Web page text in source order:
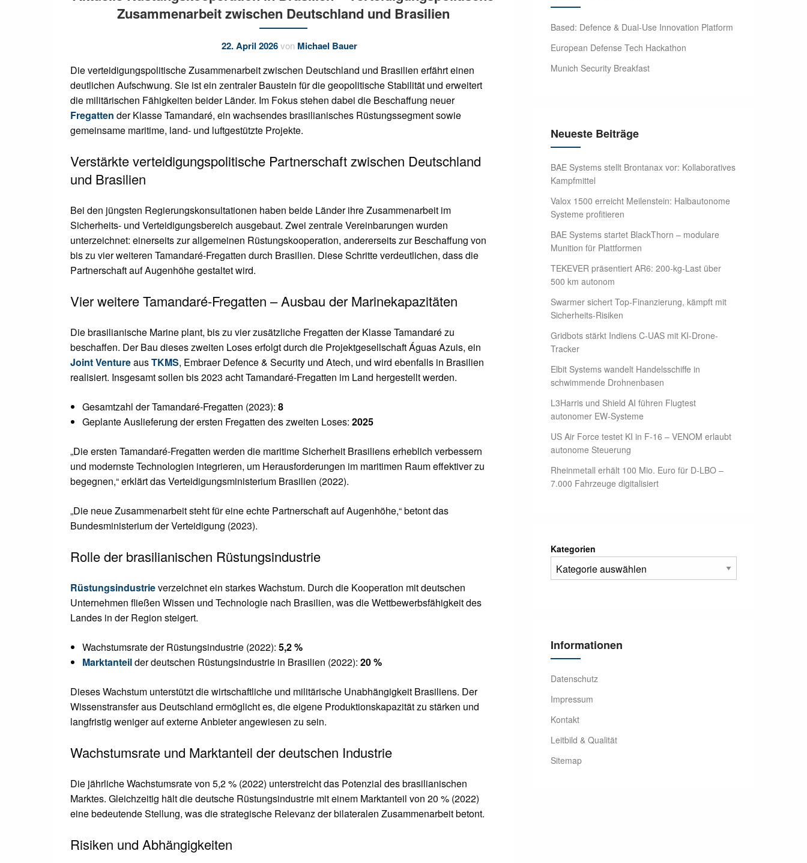
Zusammenarbeit zwischen Deutschland und Brasilien
22. April 2026von Michael Bauer
Die verteidigungspolitische Zusammenarbeit zwischen Deutschland und Brasilien erfährt einen
deutlichen Aufschwung. Sie ist ein zentraler Baustein für die geopolitische Stabilität und erweitert
die militärischen Fähigkeiten beider Länder. Im Fokus stehen dabei die Beschaffung neuer
Fregatten der Klasse Tamandaré, ein wachsendes brasilianisches Rüstungssegment sowie
gemeinsame maritime, land- und luftgestützte Projekte.
Verstärkte verteidigungspolitische Partnerschaft zwischen Deutschland
und Brasilien
Bei den jüngsten Regierungskonsultationen haben beide Länder ihre Zusammenarbeit im
Sicherheits- und Verteidigungsbereich ausgebaut. Zwei zentrale Vereinbarungen wurden
unterzeichnet: einerseits zur allgemeinen Rüstungskooperation, andererseits zur Beschaffung von
bis zu vier weiteren Tamandaré-Fregatten durch Brasilien. Diese Schritte verdeutlichen, dass die
Partnerschaft auf Augenhöhe gestaltet wird.
Vier weitere Tamandaré-Fregatten – Ausbau der Marinekapazitäten
Die brasilianische Marine plant, bis zu vier zusätzliche Fregatten der Klasse Tamandaré zu
beschaffen. Der Bau dieses zweiten Loses erfolgt durch die Projektgesellschaft Águas Azuis, ein
Joint VentureausTKMS, Embraer Defence & Security und Atech, und wird ebenfalls in Brasilien
realisiert. Insgesamt sollen bis 2023 acht Tamandaré-Fregatten im Land hergestellt werden.
Gesamtzahl der Tamandaré-Fregatten (2023): 8
Geplante Auslieferung der ersten Fregatten des zweiten Loses: 2025
„Die ersten Tamandaré-Fregatten werden die maritime Sicherheit Brasiliens erheblich verbessern
und modernste Technologien integrieren, um Herausforderungen im maritimen Raum effektiver zu
begegnen,“ erklärt das Verteidigungsministerium Brasilien (2022).
„Die neue Zusammenarbeit steht für eine echte Partnerschaft auf Augenhöhe,“ betont das
Bundesministerium der Verteidigung (2023).
Rolle der brasilianischen Rüstungsindustrie
Rüstungsindustrieverzeichnet ein starkes Wachstum. Durch die Kooperation mit deutschen
Unternehmen fließen Wissen und Technologie nach Brasilien, was die Wettbewerbsfähigkeit des
Landes in der Region steigert.
Wachstumsrate der Rüstungsindustrie (2022): 5,2 %
Marktanteilder deutschen Rüstungsindustrie in Brasilien (2022): 20 %
Dieses Wachstum unterstützt die wirtschaftliche und militärische Unabhängigkeit Brasiliens. Der
Wissenstransfer aus Deutschland ermöglicht es, die eigene Produktionskapazität zu stärken und
langfristig weniger auf externe Anbieter angewiesen zu sein.
Wachstumsrate und Marktanteil der deutschen Industrie
Die jährliche Wachstumsrate von 5,2 % (2022) unterstreicht das Potenzial des brasilianischen
Marktes. Gleichzeitig hält die deutsche Rüstungsindustrie mit einem Marktanteil von 20 % (2022)
eine bedeutende Stellung, was die strategische Relevanz der bilateralen Zusammenarbeit betont.
Risiken und Abhängigkeiten
Based: Defence & Dual-Use Innovation Platform
European Defense Tech Hackathon
Munich Security Breakfast
Neueste Beiträge
BAE Systems stellt Brontanax vor: Kollaboratives
Kampfmittel
Valox 1500 erreicht Meilenstein: Halbautonome
Systeme profitieren
BAE Systems startet BlackThorn – modulare
Munition für Plattformen
TEKEVER präsentiert AR6: 200-kg-Last über
500 km autonom
Swarmer sichert Top-Finanzierung, kämpft mit
Sicherheits-Risiken
Gridbots stärkt Indiens C-UAS mit KI-Drone-
Tracker
Elbit Systems wandelt Handelsschiffe in
schwimmende Drohnenbasen
L3Harris und Shield AI führen Flugtest
autonomer EW-Systeme
US Air Force testet KI in F-16 – VENOM erlaubt
autonome Steuerung
Rheinmetall erhält 100 Mio. Euro für D-LBO –
7.000 Fahrzeuge digitalisiert
Kategorien
Informationen
Datenschutz
Impressum
Kontakt
Leitbild & Qualität
Sitemap